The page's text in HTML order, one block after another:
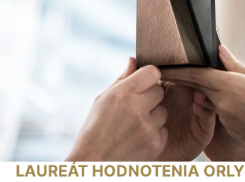
LAUREÁT HODNOTENIA ORLY